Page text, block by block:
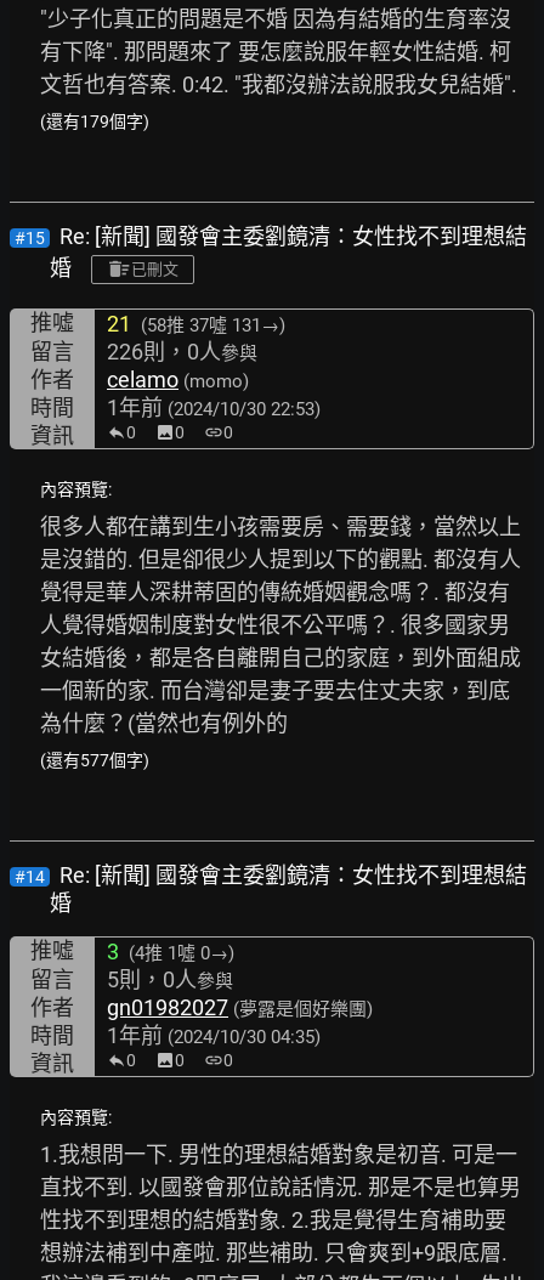
"少子化真正的問題是不婚 因為有結婚的生育率沒
有下降". 那問題來了 要怎麼說服年輕女性結婚. 柯
文哲也有答案. 0:42. "我都沒辦法說服我女兒結婚".
(還有179個字)
#15
Re: [新聞] 國發會主委劉鏡清：女性找不到理想結
婚
已刪文
推噓 21 (58推 37噓 131→)
留言 226則，0人參與
作者 celamo (momo)
時間 1年前 (2024/10/30 22:53)
資訊 0 image0 link0
內容預覽:
很多人都在講到生小孩需要房、需要錢，當然以上
是沒錯的. 但是卻很少人提到以下的觀點. 都沒有人
覺得是華人深耕蒂固的傳統婚姻觀念嗎？. 都沒有
人覺得婚姻制度對女性很不公平嗎？. 很多國家男
女結婚後，都是各自離開自己的家庭，到外面組成
一個新的家. 而台灣卻是妻子要去住丈夫家，到底
為什麼？(當然也有例外的
(還有577個字)
#14
Re: [新聞] 國發會主委劉鏡清：女性找不到理想結
婚
推噓
3 (4推 1噓 0→)
留言 5則，0人參與
作者 gn01982027 (夢露是個好樂團)
時間 1年前 (2024/10/30 04:35)
資訊 0 image0 link0
內容預覽:
1.我想問一下. 男性的理想結婚對象是初音. 可是一
直找不到. 以國發會那位說話情況. 那是不是也算男
性找不到理想的結婚對象. 2.我是覺得生育補助要
想辦法補到中產啦. 那些補助. 只會爽到+9跟底層.